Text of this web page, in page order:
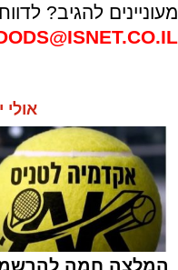
מעוניינים להגיב?
אולי
המלצה חמה